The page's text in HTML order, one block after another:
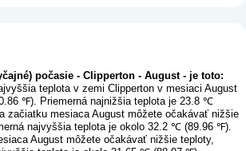
počasie - Clipperton - August - je toto:
teplota v zemi Clipperton v mesiaci August
℉). Priemerná najnižšia teplota je 23.8 ℃
začiatku mesiaca August môžete očakávať nižšie
najvyššia teplota je okolo 32.2 ℃ (89.96 ℉).
August môžete očakávať nižšie teploty,